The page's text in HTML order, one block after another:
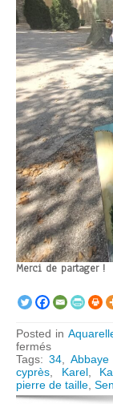
Merci de partager !
Posted in
ferméssur
Abbaye
de
Vallemagne,
2025
Tags:34
cyprès
Karel,
pierre de taille